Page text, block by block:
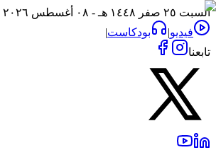
السبت ٢٥ صفر ١٤٤٨ هـ - ٠٨ أغسطس ٢٠٢٦
فيديو| بودكاست|
تابعنا